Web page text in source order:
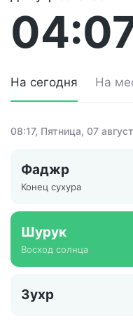
На сегодня На
08:17, Пятница, 07
Фаджр
Конец сухура
Шурук
Восход солнца
Зухр